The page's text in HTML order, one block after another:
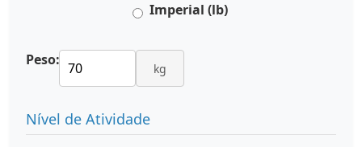
Imperial (lb)
Peso: kg
Nível de Atividade